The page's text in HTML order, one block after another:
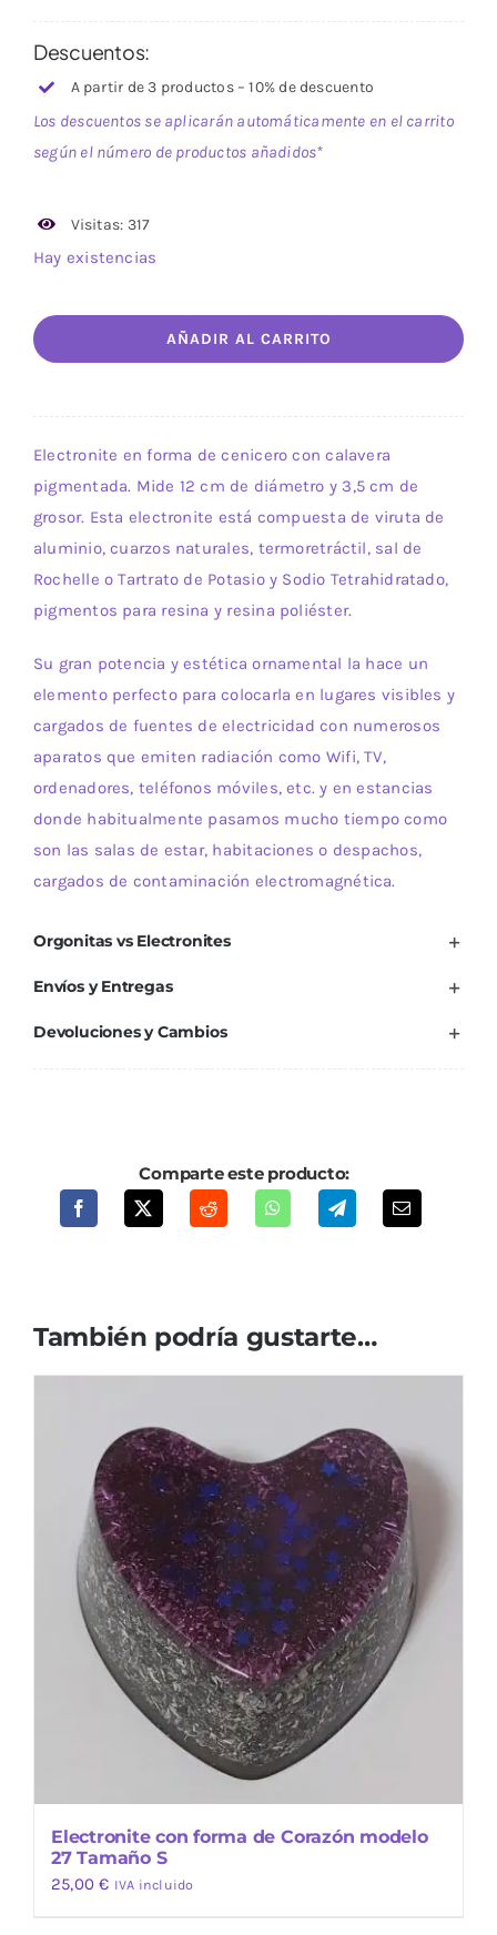
Descuentos:
A partir de 3 productos – 10% de descuento
Los descuentos se aplicarán automáticamente en el carrito
según el número de productos añadidos*
Visitas: 317
Hay existencias
Cenicero
AÑADIR AL CARRITO
Electronite en forma de cenicero con calavera
pigmentada. Mide 12 cm de diámetro y 3,5 cm de
grosor. Esta electronite está compuesta de viruta de
aluminio, cuarzos naturales, termoretráctil, sal de
Rochelle o Tartrato de Potasio y Sodio Tetrahidratado,
pigmentos para resina y resina poliéster.
Su gran potencia y estética ornamental la hace un
elemento perfecto para colocarla en lugares visibles y
cargados de fuentes de electricidad con numerosos
aparatos que emiten radiación como Wifi, TV,
ordenadores, teléfonos móviles, etc. y en estancias
donde habitualmente pasamos mucho tiempo como
son las salas de estar, habitaciones o despachos,
cargados de contaminación electromagnética.
Orgonitas vs Electronites
Envíos y Entregas
Devoluciones y Cambios
Comparte este producto:
También podría gustarte…
Electronite con forma de Corazón modelo
27 Tamaño S
25,00€ IVA incluido